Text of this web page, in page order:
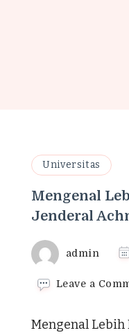
Universitas
Mengenal
Jenderal
admin
Leave a
Mengenal Lebih